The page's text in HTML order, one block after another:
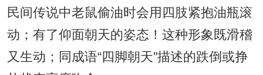
民间传说中老鼠偷油时会用四肢紧抱油瓶滚
动；有了仰面朝天的姿态！这种形象既滑稽
又生动；同成语“四脚朝天”描述的跌倒或挣